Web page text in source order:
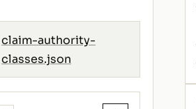
claim-authority-
classes.json